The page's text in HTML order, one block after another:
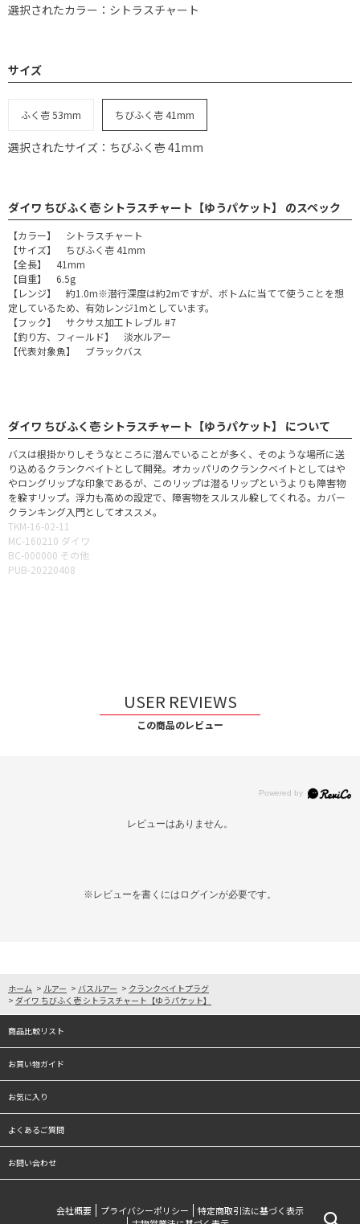
選択されたカラー：シトラスチャート
サイズ
ふく壱 53mm ちびふく壱 41mm
選択されたサイズ：ちびふく壱 41mm
ダイワ ちびふく壱 シトラスチャート【ゆうパケット】 のスペック
【カラー】 シトラスチャート
【サイズ】 ちびふく壱 41mm
【全長】 41mm
【自重】 6.5g
【レンジ】 約1.0m※潜行深度は約2mですが、ボトムに当てて使うことを想
定しているため、有効レンジ1mとしています。
【フック】 サクサス加工トレブル #7
【釣り方、フィールド】 淡水ルアー
【代表対象魚】 ブラックバス
ダイワ ちびふく壱 シトラスチャート【ゆうパケット】 について
バスは根掛かりしそうなところに潜んでいることが多く、そのような場所に送
り込めるクランクベイトとして開発。オカッパリのクランクベイトとしてはや
やロングリップな印象であるが、このリップは潜るリップというよりも障害物
を躱すリップ。浮力も高めの設定で、障害物をスルスル躱してくれる。カバー
クランキング入門としてオススメ。
TKM-16-02-11
MC-160210 ダイワ
BC-000000 その他
PUB-20220408
USER REVIEWS
この商品のレビュー
レビューはありません。
※レビューを書くには ログインが必要です。
ホーム > ルアー > バスルアー > クランクベイトプラグ
> ダイワ ちびふく壱 シトラスチャート【ゆうパケット】
商品比較リスト
お買い物ガイド
お気に入り
よくあるご質問
お問い合わせ
会社概要 プライバシーポリシー
特定商取引法に基づく表示